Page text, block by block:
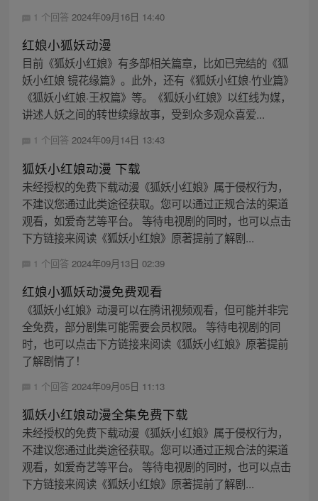
1 个回答 2024年09月16日 14:40
红娘小狐妖动漫
目前《狐妖小红娘》有多部相关篇章，比如已完结的《狐
妖小红娘 镜花缘篇》。此外，还有《狐妖小红娘·竹业篇》
《狐妖小红娘·王权篇》等。《狐妖小红娘》以红线为媒，
讲述人妖之间的转世续缘故事，受到众多观众喜爱...
1 个回答 2024年09月14日 13:43
狐妖小红娘动漫 下载
未经授权的免费下载动漫《狐妖小红娘》属于侵权行为，
不建议您通过此类途径获取。您可以通过正规合法的渠道
观看，如爱奇艺等平台。 等待电视剧的同时，也可以点击
下方链接来阅读《狐妖小红娘》原著提前了解剧...
1 个回答 2024年09月13日 02:39
红娘小狐妖动漫免费观看
《狐妖小红娘》动漫可以在腾讯视频观看，但可能并非完
全免费，部分剧集可能需要会员权限。 等待电视剧的同
时，也可以点击下方链接来阅读《狐妖小红娘》原著提前
了解剧情了！
1 个回答 2024年09月05日 11:13
狐妖小红娘动漫全集免费下载
未经授权的免费下载动漫《狐妖小红娘》属于侵权行为，
不建议您通过此类途径获取。您可以通过正规合法的渠道
观看，如爱奇艺等平台。 等待电视剧的同时，也可以点击
下方链接来阅读《狐妖小红娘》原著提前了解剧...